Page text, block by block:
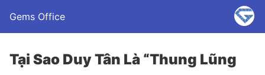
Gems Office
Tại Sao Duy Tân Là “Thung Lũng